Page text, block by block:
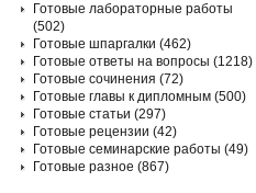
Готовые лабораторные работы
(502)
Готовые шпаргалки (462)
Готовые ответы на вопросы (1218)
Готовые сочинения (72)
Готовые главы к дипломным (500)
Готовые статьи (297)
Готовые рецензии (42)
Готовые семинарские работы (49)
Готовые разное (867)